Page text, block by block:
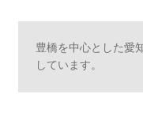
豊橋を中心とした愛
しています。